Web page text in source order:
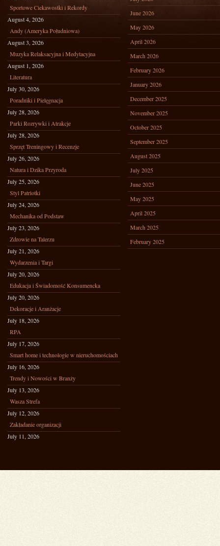
Sportowe Ciekawostki i Rekordy
August 4, 2026
Andy (Ameryka Południowa)
August 3, 2026
Muzyka Relaksacyjna i Medytacyjna
August 1, 2026
Literatura
July 30, 2026
Poradniki i Pielęgnacja
July 28, 2026
Parki Rozrywki i Atrakcje
July 28, 2026
Sprzęt Treningowy i Recenzje
July 26, 2026
Natura i Dzika Przyroda
July 25, 2026
Styl Patriotki
July 24, 2026
Mechanika od Podstaw
July 23, 2026
Zdrowie na Talerzu
July 21, 2026
Wydarzenia i Targi
July 20, 2026
Edukacja i Świadomość Konsumencka
July 20, 2026
Dekoracje i Aranżacje
July 18, 2026
RPA
July 17, 2026
Smart home i technologie w nieruchomościach
July 16, 2026
Trendy i Nowości w Branży
July 13, 2026
Wasza Strefa
July 12, 2026
Zakładanie organizacji
July 11, 2026
June 2026
May 2026
April 2026
March 2026
February 2026
January 2026
December 2025
November 2025
October 2025
September 2025
August 2025
July 2025
June 2025
May 2025
April 2025
March 2025
February 2025